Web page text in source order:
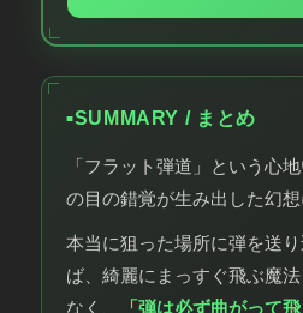
SUMMARY / まとめ
「フラット弾道」という心
の目の錯覚が生み出した幻想
本当に狙った場所に弾を送
ば、綺麗にまっすぐ飛ぶ魔
なく、
「弾は必ず曲がって飛